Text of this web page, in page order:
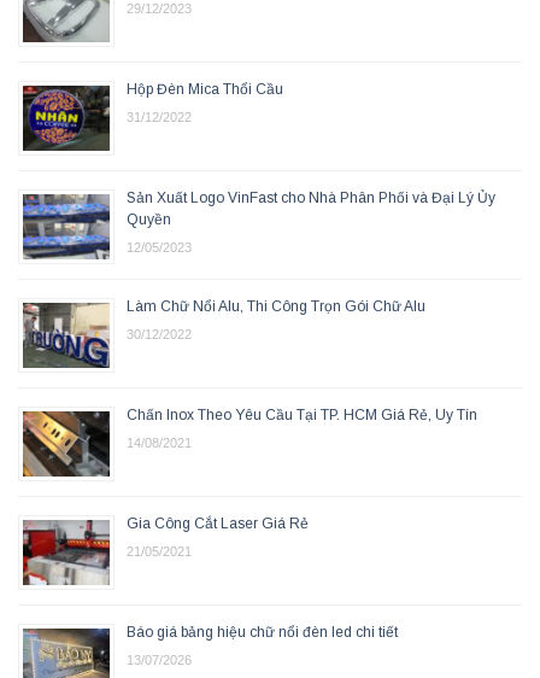
29/12/2023
Hộp Đèn Mica Thổi Cầu
31/12/2022
Sản Xuất Logo VinFast cho Nhà Phân Phối và Đại Lý Ủy
Quyền
12/05/2023
Làm Chữ Nổi Alu, Thi Công Trọn Gói Chữ Alu
30/12/2022
Chấn Inox Theo Yêu Cầu Tại TP. HCM Giá Rẻ, Uy Tín
14/08/2021
Gia Công Cắt Laser Giá Rẻ
21/05/2021
Báo giá bảng hiệu chữ nổi đèn led chi tiết
13/07/2026